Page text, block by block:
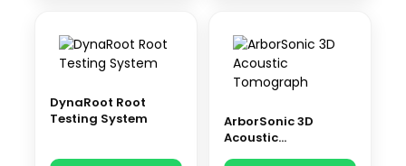
DynaRoot Root
Testing System
ArborSonic 3D
Acoustic